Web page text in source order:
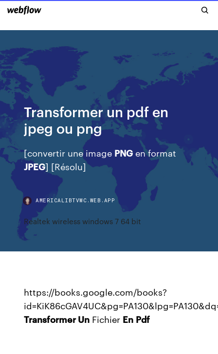
Transformer un pdf en
jpeg ou png
[convertir une image PNG en format
JPEG] [Résolu]
AMERICALIBTVWC.WEB.APP
Realtek wireless windows 7 64 bit
https://books.google.com/books?
Transformer Un Fichier En Pdf